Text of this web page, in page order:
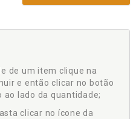
de um item clique na
e então clicar no botão
lado da quantidade;
clicar no ícone da